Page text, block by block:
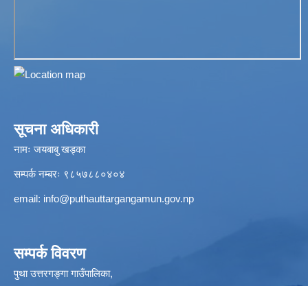
सूचना अधिकारी
नामः जयबाबु खड्का
सम्पर्क नम्बरः ९८५७८८०४०४
email: info@puthauttargangamun.gov.np
सम्पर्क विवरण
पुथा उत्तरगङ्गा गाउँपालिका,